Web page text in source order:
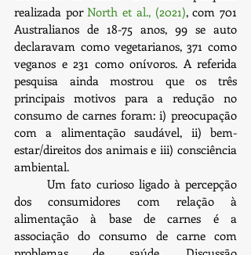
realizada por North et al., (2021), com 701
Australianos de 18-75 anos, 99 se auto
declaravam como vegetarianos, 371 como
veganos e 231 como onívoros. A referida
pesquisa ainda mostrou que os três
principais motivos para a redução no
consumo de carnes foram: i) preocupação
com a alimentação saudável, ii) bem-
estar/direitos dos animais e iii) consciência
ambiental.
	Um fato curioso ligado à percepção
dos consumidores com relação à
alimentação à base de carnes é a
associação do consumo de carne com